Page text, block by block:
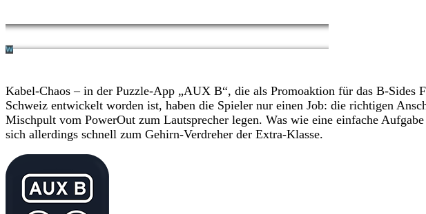
Kabel-Chaos – in der Puzzle-App „AUX B“, die als Promoaktion für das B-Sides
Schweiz entwickelt worden ist, haben die Spieler nur einen Job: die richtigen
Mischpult vom PowerOut zum Lautsprecher legen. Was wie eine einfache
sich allerdings schnell zum Gehirn-Verdreher der Extra-Klasse.